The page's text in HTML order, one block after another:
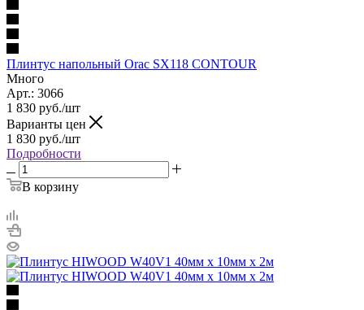
Плинтус напольный Orac SX118 CONTOUR
Много
Арт.: 3066
1 830 руб./шт
Варианты цен
1 830 руб./шт
Подробности
В корзину